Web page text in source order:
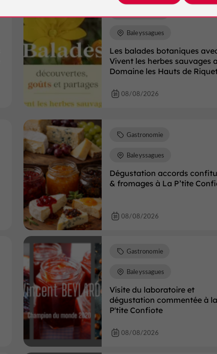
Les balades botaniques
Vivent les herbes sauvages
Domaine les Hauts de
Baleyssagues
08/08/2026
Dégustation accords
& fromages à La P’tite
Gastronomie
Baleyssagues
08/08/2026
Visite du laboratoire et
dégustation commentée à la
P'tite Confiote
Gastronomie
Baleyssagues
08/08/2026